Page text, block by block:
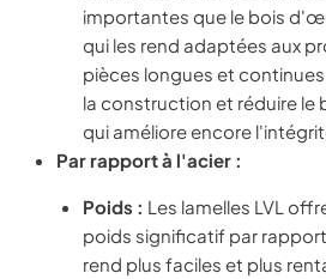
importantes que le bois
qui les rend adaptées aux
pièces longues et
la construction et réduire le
qui améliore encore
Par rapport à l'acier :
Poids : Les lamelles LVL
poids significatif par rapport
rend plus faciles et plus